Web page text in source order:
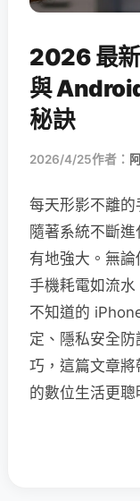
2026 最
與
秘訣
2026/4/25作者：
每天形影不離的
隨著系統不斷
有地強大。無
手機耗電如流
不知道的
定、隱私安全
巧，這篇文章
的數位生活更聰